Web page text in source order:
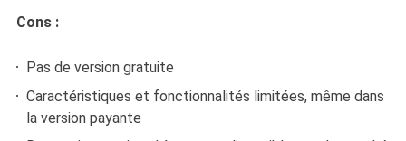
Cons :
Pas de version gratuite
Caractéristiques et fonctionnalités limitées, même dans
la version payante